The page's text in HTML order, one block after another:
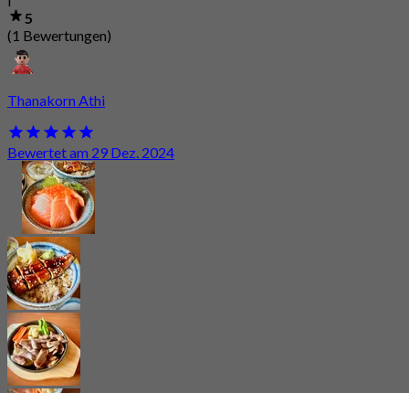
5
(1 Bewertungen)
Thanakorn Athi
Bewertet am 29 Dez. 2024